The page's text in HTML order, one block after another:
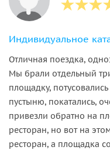
Отличная поездка,
Мы брали отдельный
площадку,
пустыню, покатались,
привезли обратно на
ресторан, но вот на
ресторан, а площадка